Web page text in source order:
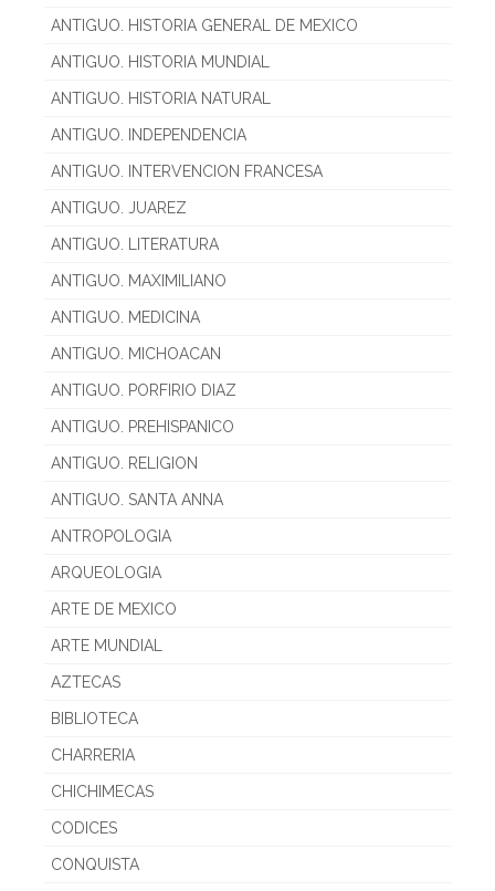
ANTIGUO. HISTORIA GENERAL DE MEXICO
ANTIGUO. HISTORIA MUNDIAL
ANTIGUO. HISTORIA NATURAL
ANTIGUO. INDEPENDENCIA
ANTIGUO. INTERVENCION FRANCESA
ANTIGUO. JUAREZ
ANTIGUO. LITERATURA
ANTIGUO. MAXIMILIANO
ANTIGUO. MEDICINA
ANTIGUO. MICHOACAN
ANTIGUO. PORFIRIO DIAZ
ANTIGUO. PREHISPANICO
ANTIGUO. RELIGION
ANTIGUO. SANTA ANNA
ANTROPOLOGIA
ARQUEOLOGIA
ARTE DE MEXICO
ARTE MUNDIAL
AZTECAS
BIBLIOTECA
CHARRERIA
CHICHIMECAS
CODICES
CONQUISTA